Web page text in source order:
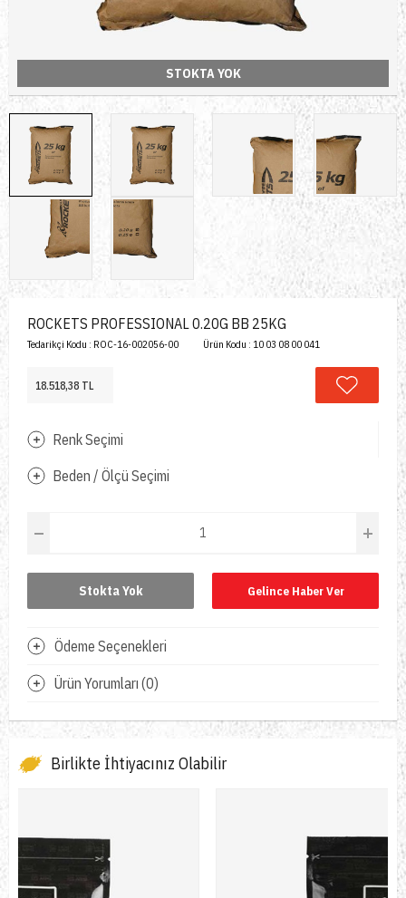
STOKTA YOK
ROCKETS PROFESSIONAL 0.20G BB 25KG
Tedarikçi Kodu : ROC-16-002056-00 Ürün Kodu : 10 03 08 00 041
18.518,38 TL
Renk Seçimi
Beden / Ölçü Seçimi
Stokta Yok Gelince Haber Ver
Ödeme Seçenekleri
Ürün Yorumları (0)
Birlikte İhtiyacınız Olabilir